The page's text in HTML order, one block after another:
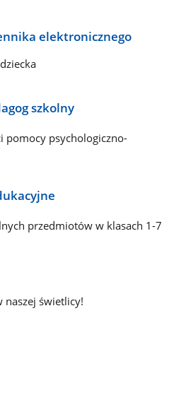
elektronicznego
szkolny
pomocy psychologiczno-
przedmiotów w klasach 1-7
naszej świetlicy!